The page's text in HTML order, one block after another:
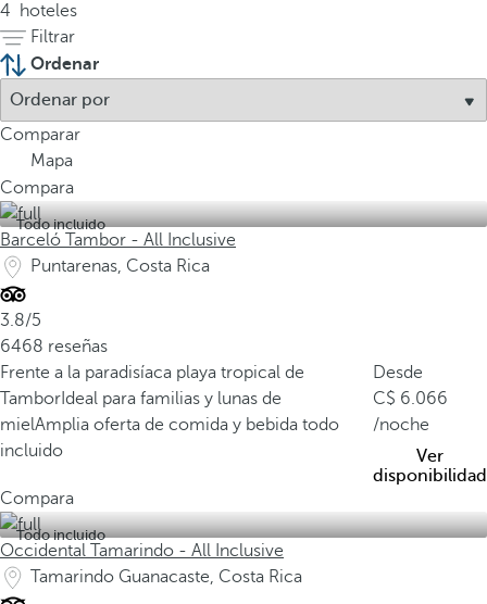
4
hoteles
Filtrar
Ordenar
Comparar
Mapa
Compara
Todo incluido
Barceló Tambor - All Inclusive
Puntarenas, Costa Rica
3.8/5
6468 reseñas
Frente a la paradisíaca playa tropical de
Tambor Ideal para familias y lunas de
mielAmplia oferta de comida y bebida todo
incluido
Desde
6.066
/noche
Ver
disponibilidad
Compara
Todo incluido
Occidental Tamarindo - All Inclusive
Tamarindo Guanacaste, Costa Rica
c
a
m
e
n
o
d
e
l
0
,
0
3
%
d
e
a
s
u
p